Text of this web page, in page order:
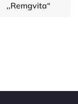
,,Remgvita“